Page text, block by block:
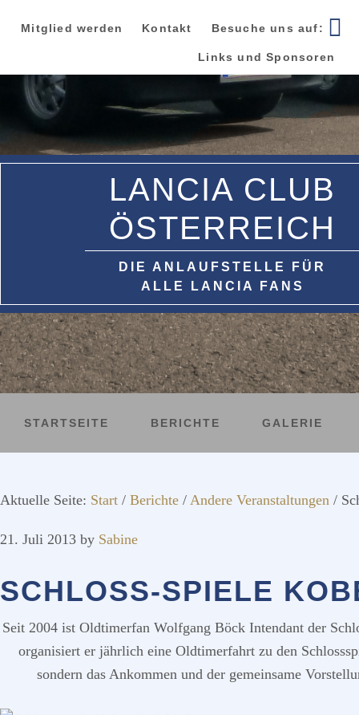
Hauptnavigation
Inhalt
Seitenspalte
Mitglied werden Kontakt Besuche uns auf:
Links und Sponsoren
LANCIA CLUB
ÖSTERREICH
DIE ANLAUFSTELLE FÜR
ALLE LANCIA FANS
STARTSEITE BERICHTE GALERIE
Aktuelle Seite: Start / Berichte / Andere Veranstaltungen /
21. Juli 2013 by Sabine
SCHLOSS-SPIELE
Seit 2004 ist Oldtimerfan Wolfgang Böck Intendant der
organisiert er jährlich eine Oldtimerfahrt zu den
sondern das Ankommen und der gemeinsame